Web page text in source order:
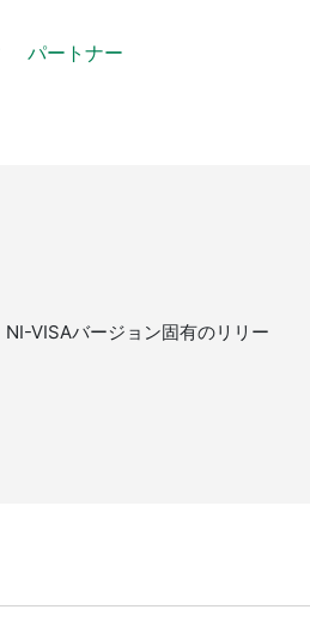
パートナー
VISAバージョン固有のリリー